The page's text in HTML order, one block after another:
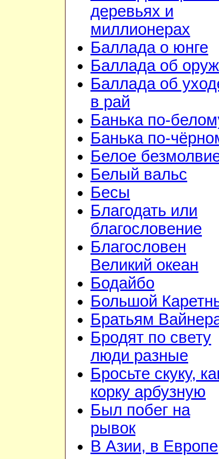
деревьях и
миллионерах
Баллада о юнге
Баллада об
Баллада об
в рай
Банька по-
Банька по-
Белое
Белый вальс
Бесы
Благодать или
благословение
Благословен
Великий океан
Бодайбо
Большой
Братьям
Бродят по свету
люди разные
Бросьте скуку,
корку арбузную
Был побег на
рывок
В Азии, в Европе